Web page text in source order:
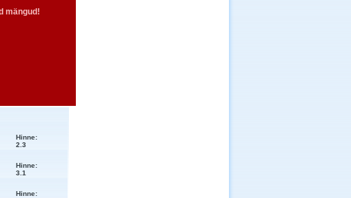
mängud!
Hinne:
2.3
Hinne:
3.1
Hinne: